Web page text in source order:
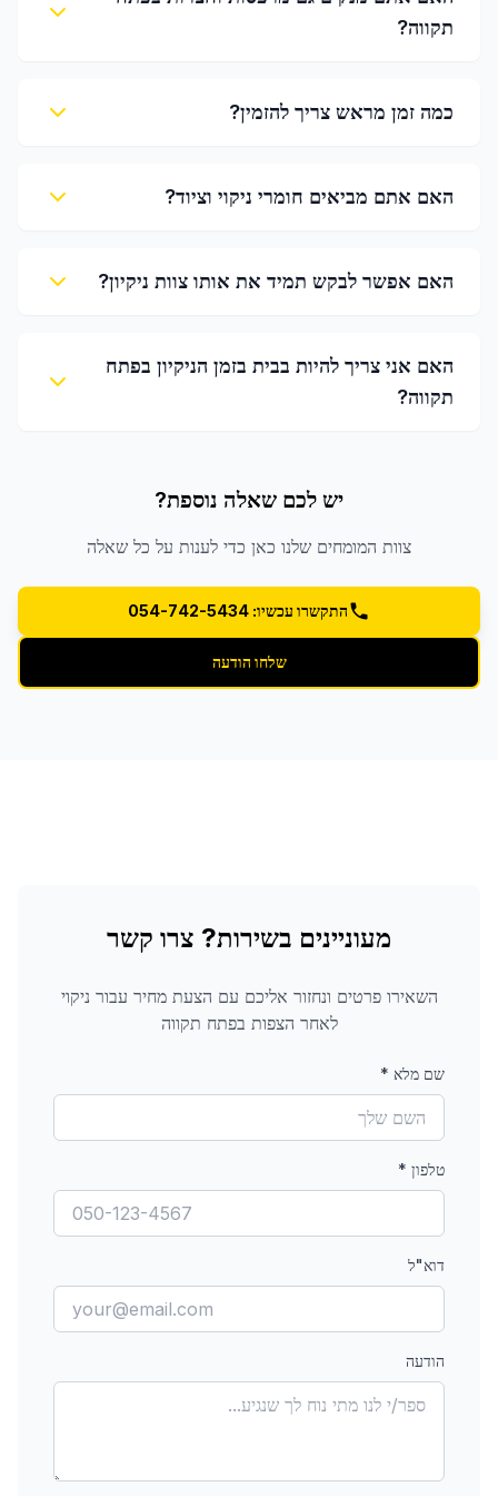
תקווה?
כמה זמן מראש צריך להזמין?
האם אתם מביאים חומרי ניקוי וציוד?
האם אפשר לבקש תמיד את אותו צוות ניקיון?
האם אני צריך להיות בבית בזמן הניקיון בפתח
תקווה?
יש לכם שאלה נוספת?
צוות המומחים שלנו כאן כדי לענות על כל שאלה
התקשרו עכשיו: 054-742-5434
שלחו הודעה
מעוניינים בשירות? צרו קשר
השאירו פרטים ונחזור אליכם עם הצעת מחיר עבור ניקוי
לאחר הצפות בפתח תקווה
שם מלא *
טלפון *
דוא"ל
הודעה